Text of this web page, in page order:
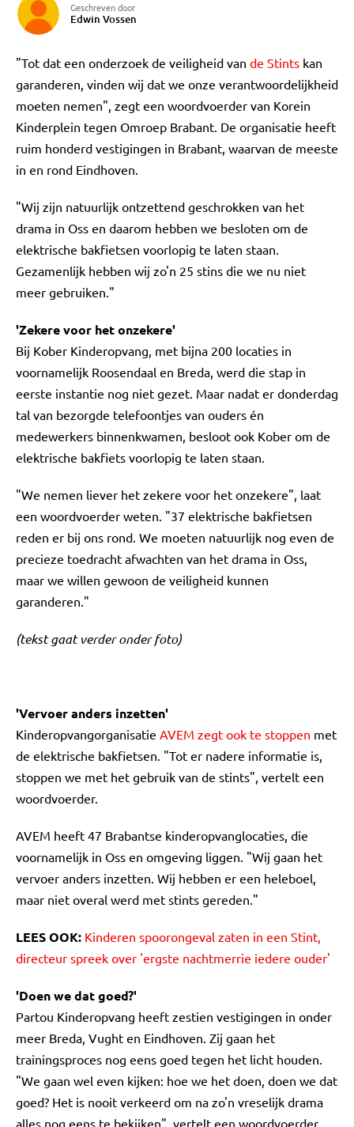
Geschreven door
Edwin Vossen
"Tot dat een onderzoek de veiligheid van de Stints kan
garanderen, vinden wij dat we onze verantwoordelijkheid
moeten nemen", zegt een woordvoerder van Korein
Kinderplein tegen Omroep Brabant. De organisatie heeft
ruim honderd vestigingen in Brabant, waarvan de meeste
in en rond Eindhoven.
"Wij zijn natuurlijk ontzettend geschrokken van het
drama in Oss en daarom hebben we besloten om de
elektrische bakfietsen voorlopig te laten staan.
Gezamenlijk hebben wij zo'n 25 stins die we nu niet
meer gebruiken."
'Zekere voor het onzekere'
Bij Kober Kinderopvang, met bijna 200 locaties in
voornamelijk Roosendaal en Breda, werd die stap in
eerste instantie nog niet gezet. Maar nadat er donderdag
tal van bezorgde telefoontjes van ouders én
medewerkers binnenkwamen, besloot ook Kober om de
elektrische bakfiets voorlopig te laten staan.
"We nemen liever het zekere voor het onzekere", laat
een woordvoerder weten. "37 elektrische bakfietsen
reden er bij ons rond. We moeten natuurlijk nog even de
precieze toedracht afwachten van het drama in Oss,
maar we willen gewoon de veiligheid kunnen
garanderen."
(tekst gaat verder onder foto)
'Vervoer anders inzetten'
Kinderopvangorganisatie AVEM zegt ook te stoppen met
de elektrische bakfietsen. "Tot er nadere informatie is,
stoppen we met het gebruik van de stints", vertelt een
woordvoerder.
AVEM heeft 47 Brabantse kinderopvanglocaties, die
voornamelijk in Oss en omgeving liggen. "Wij gaan het
vervoer anders inzetten. Wij hebben er een heleboel,
maar niet overal werd met stints gereden."
LEES OOK: Kinderen spoorongeval zaten in een Stint,
directeur spreek over 'ergste nachtmerrie iedere ouder'
'Doen we dat goed?'
Partou Kinderopvang heeft zestien vestigingen in onder
meer Breda, Vught en Eindhoven. Zij gaan het
trainingsproces nog eens goed tegen het licht houden.
"We gaan wel even kijken: hoe we het doen, doen we dat
goed? Het is nooit verkeerd om na zo'n vreselijk drama
alles nog eens te bekijken", vertelt een woordvoerder.